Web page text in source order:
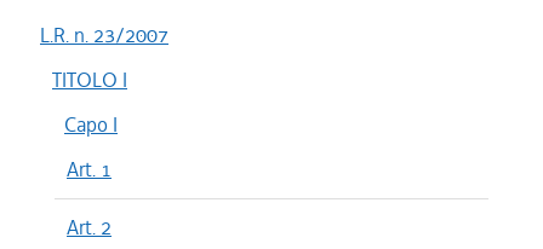
L.R. n. 23/2007
TITOLO I
Capo I
Art. 1
Art. 2